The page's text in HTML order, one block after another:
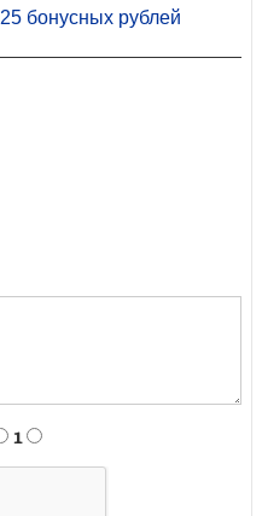
25 бонусных рублей
1